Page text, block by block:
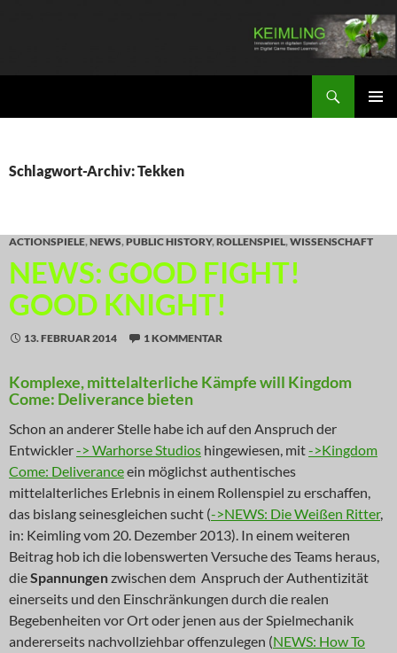
Schlagwort-Archiv: Tekken
ACTIONSPIELE,NEWS,PUBLIC HISTORY,ROLLENSPIEL,WISSENSCHAFT
NEWS: GOOD FIGHT!
GOOD KNIGHT!
13. FEBRUAR 2014 1 KOMMENTAR
Komplexe, mittelalterliche Kämpfe will Kingdom
Come: Deliverance bieten
Schon an anderer Stelle habe ich auf den Anspruch der
Entwickler-> Warhorse Studios hingewiesen, mit->Kingdom
Come: Deliveranceein möglichst authentisches
mittelalterliches Erlebnis in einem Rollenspiel zu erschaffen,
das bislang seinesgleichen sucht (->NEWS: Die Weißen Ritter,
in: Keimling vom 20. Dezember 2013). In einem weiteren
Beitrag hob ich die lobenswerten Versuche des Teams heraus,
dieSpannungenzwischen dem Anspruch der Authentizität
einerseits und den Einschränkungen durch die realen
Begebenheiten vor Ort oder jenen aus der Spielmechanik
andererseits nachvollziehbar offenzulegen (NEWS: How To